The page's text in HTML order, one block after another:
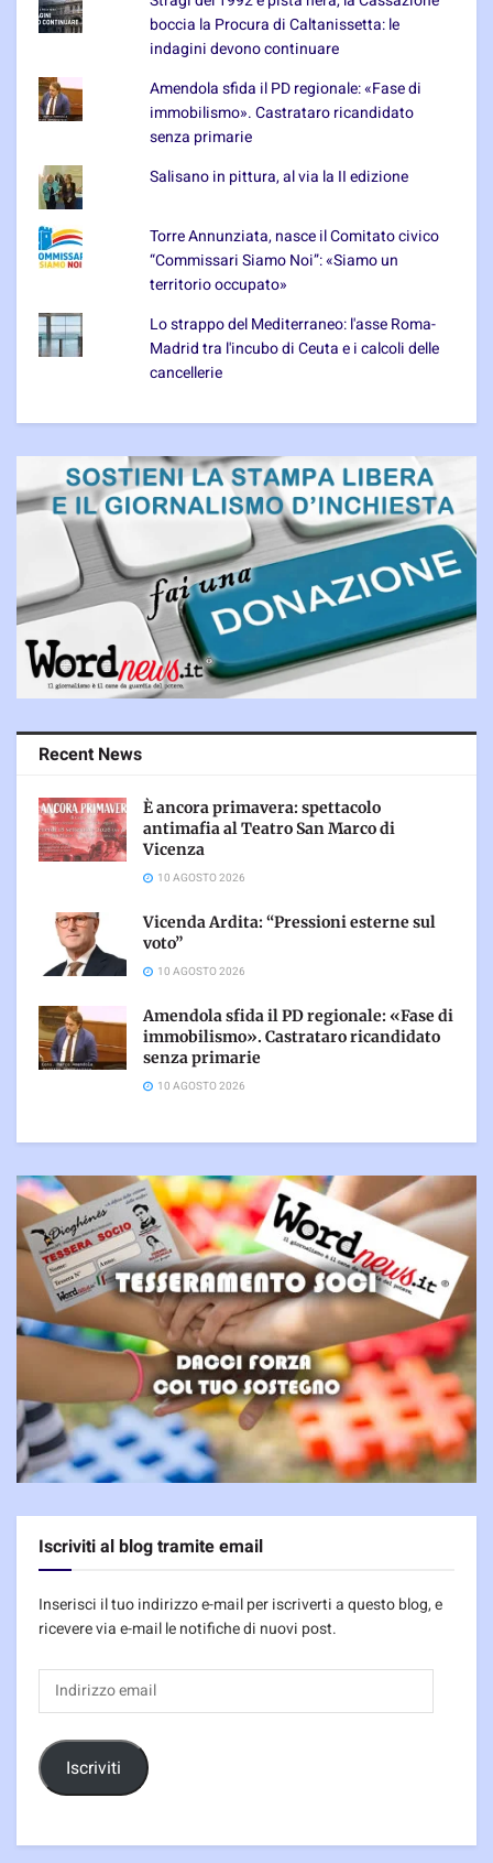
boccia la Procura di Caltanissetta: le
indagini devono continuare
Amendola sfida il PD regionale: «Fase di
immobilismo». Castrataro ricandidato
senza primarie
Salisano in pittura, al via la II edizione
Torre Annunziata, nasce il Comitato civico
“Commissari Siamo Noi”: «Siamo un
territorio occupato»
Lo strappo del Mediterraneo: l'asse Roma-
Madrid tra l'incubo di Ceuta e i calcoli delle
cancellerie
Recent News
È ancora primavera: spettacolo
antimafia al Teatro San Marco di
Vicenza
10 AGOSTO 2026
Vicenda Ardita: “Pressioni esterne sul
voto”
10 AGOSTO 2026
Amendola sfida il PD regionale: «Fase di
immobilismo». Castrataro ricandidato
senza primarie
10 AGOSTO 2026
Iscriviti al blog tramite email
Inserisci il tuo indirizzo e-mail per iscriverti a questo blog, e
ricevere via e-mail le notifiche di nuovi post.
Indirizzo
email
Iscriviti